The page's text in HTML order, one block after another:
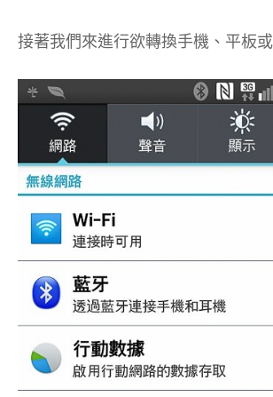
接著我們來進行欲轉換手機、平板